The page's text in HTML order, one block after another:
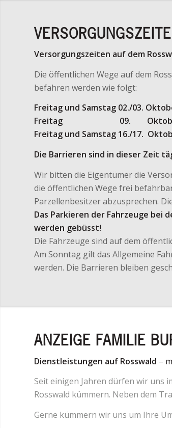
Versorgungszeiten auf dem
Die öffentlichen Wege auf dem
befahren werden wie folgt:
Freitag und Samstag 02./03.
Freitag 09. Oktober
Freitag und Samstag 16./17.
Die Barrieren sind in dieser Zeit
Wir bitten die Eigentümer die
die öffentlichen Wege frei
Parzellenbesitzer abzusprechen.
Das Parkieren der Fahrzeuge bei
werden gebüsst!
Die Fahrzeuge sind auf dem
Am Sonntag gilt das Allgemeine
werden. Die Barrieren bleiben
ANZEIGE FAMILIE
Dienstleistungen auf Rosswald –
Seit einigen Jahren dürfen wir uns
Rosswald kümmern. Neben dem
Gerne kümmern wir uns um Ihre